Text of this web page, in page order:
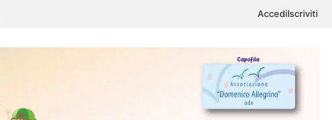
AccediIscriviti